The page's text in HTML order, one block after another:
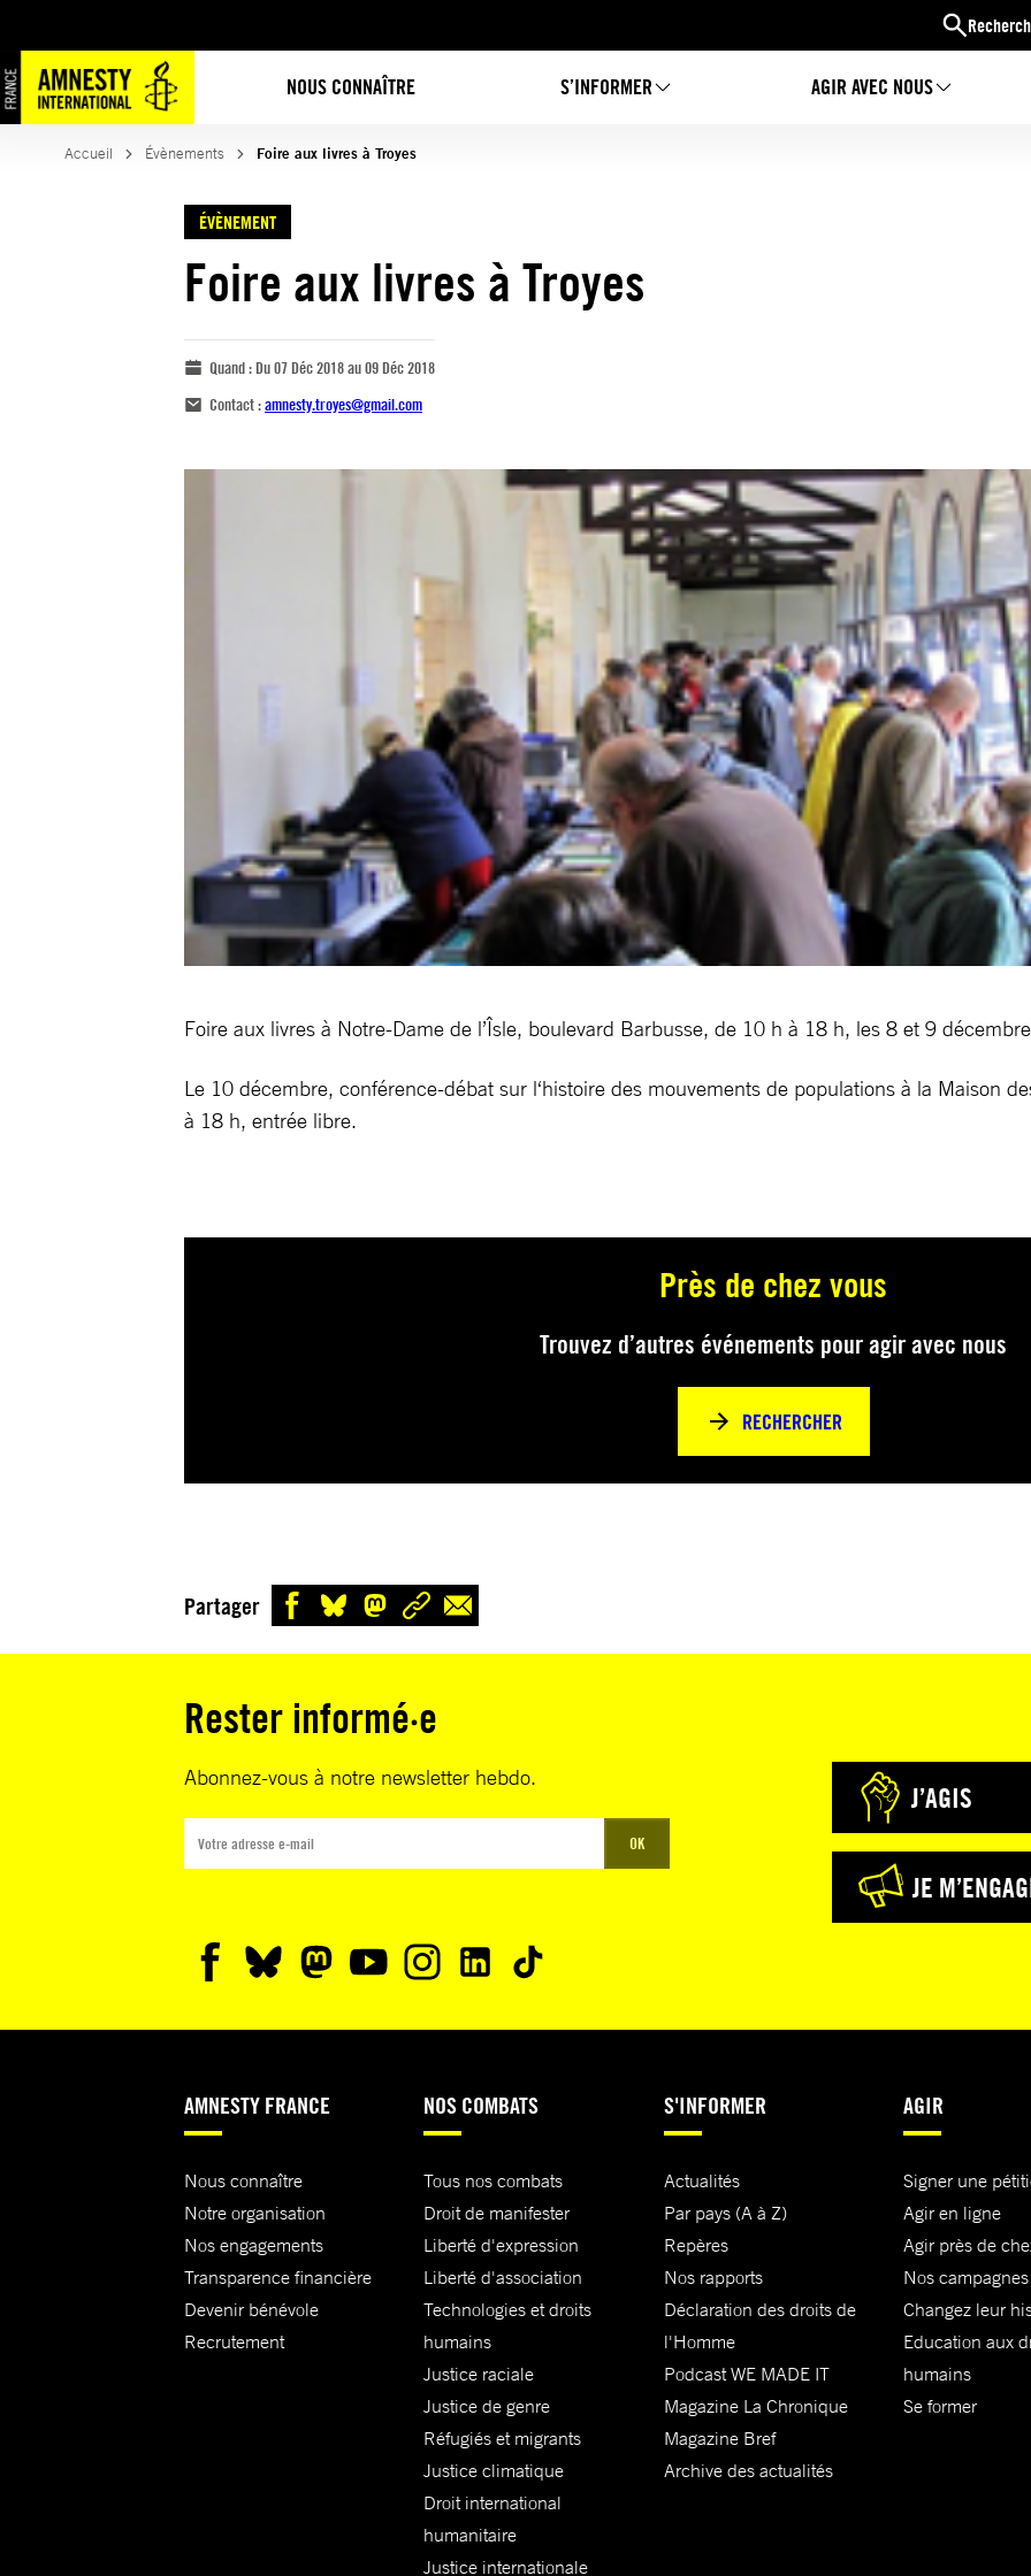
NOUS CONNAÎTRE S’INFORMER AGIR AVEC NOUS
Accueil Évènements Foire aux livres à Troyes
ÉVÈNEMENT
Foire aux livres à Troyes
Quand :Du 07 Déc 2018 au 09 Déc 2018
Contact :amnesty.troyes@gmail.com
Foire aux livres à Notre-Dame de l’Îsle, boulevard Barbusse, de 10 h à 18 h, les 8 et 9
Le 10 décembre, conférence-débat sur l‘histoire des mouvements de populations à la Maison
à 18 h, entrée libre.
Près de chez vous
Trouvez d’autres événements pour agir avec nous
RECHERCHER
Partager
Rester informé·e
Abonnez-vous à notre newsletter hebdo.
OK
J’AGIS
JE
AMNESTY FRANCE
Nous connaître
Notre organisation
Nos engagements
Transparence financière
Devenir bénévole
Recrutement
NOS COMBATS
Tous nos combats
Droit de manifester
Liberté d'expression
Liberté d'association
Technologies et droits
humains
Justice raciale
Justice de genre
Réfugiés et migrants
Justice climatique
Droit international
humanitaire
Justice internationale
S'INFORMER
Actualités
Par pays (A à Z)
Repères
Nos rapports
Déclaration des droits de
l'Homme
Podcast WE MADE IT
Magazine La Chronique
Magazine Bref
Archive des actualités
AGIR
Signer une
Agir en ligne
Agir près de
Nos campagnes
Changez leur
Education aux
humains
Se former